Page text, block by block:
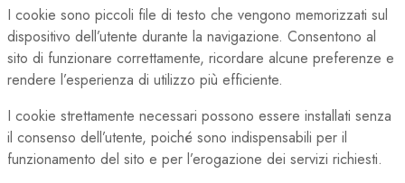
I cookie sono piccoli file di testo che vengono memorizzati sul
dispositivo dell’utente durante la navigazione. Consentono al
sito di funzionare correttamente, ricordare alcune preferenze e
rendere l’esperienza di utilizzo più efficiente.
I cookie strettamente necessari possono essere installati senza
il consenso dell’utente, poiché sono indispensabili per il
funzionamento del sito e per l’erogazione dei servizi richiesti.